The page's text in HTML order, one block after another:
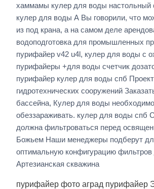
хаммамы кулер для воды настольный
кулер для воды А Вы говорили, что
из под крана, а на самом деле
водоподготовка для промышленных
пурифайер v42 u4l, кулер для воды с
пурифайеры +для воды счетчик
пурифайер кулер для воды спб
гидротехнических сооружений
бассейна, Кулер для воды необходимо
обеззараживать. кулер для воды спб
должна фильтроваться перед
Божьем Наши менеджеры подберут
оптимальную конфигурацию
Артезианская скважина
пурифайер фото аград пурифайер